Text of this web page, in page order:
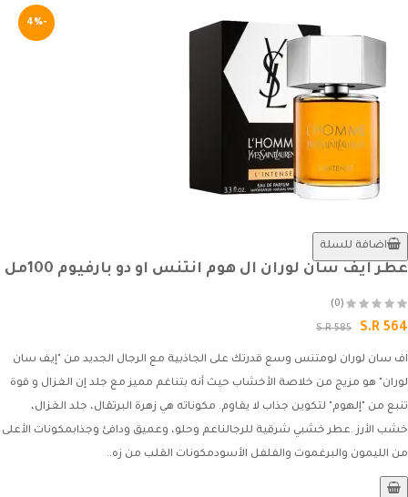
-4%
اضافة للسلة
عطر ايف سان لوران ال هوم انتنس او دو بارفيوم 100مل
(0)
S.R 564
S.R 585
اف سان لوران لومتنس وسع قدرتك على الجاذبية مع الرجال الجديد من "إيف سان
لوران" هو مزيج من خلاصة الأخشاب حيث أنه بتناغم مميز مع جلد إن الغزال و قوة
تنبع من "إلهوم" لتكوين جذاب لا يقاوم. مكوناته هي زهرة البرتقال، جلد الغزال،
خشب الأرز .عطر خشبي شرقية للرجالناعم وحلو، وعميق ودافئ وجذابمكونات الأعلى
من الليمون والبرغموت والفلفل الأسودمكونات القلب من زه..